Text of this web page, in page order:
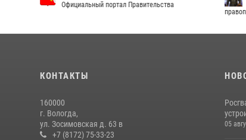
Официальный портал Правительства
КОНТАКТЫ
160000
г. Вологда,
ул. Зосимовская д. 63 в
+7 (8172) 75-33-23
05